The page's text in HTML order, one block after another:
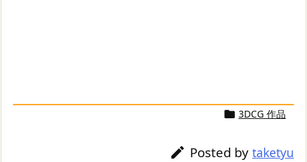
 3DCG 作品
 Posted by taketyu